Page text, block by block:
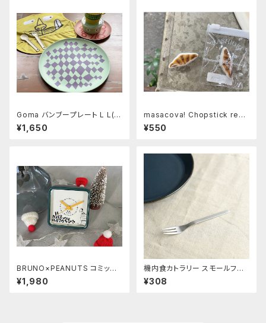
Goma バンブープレート L L(Di
amond shape)
¥1,650
masacova! Chopstick rest
クロワッサン
¥550
BRUNO×PEANUTS コミック
アラームクロック《DROP》
¥1,980
機内食カトラリー スモールフォ
ーク
¥308